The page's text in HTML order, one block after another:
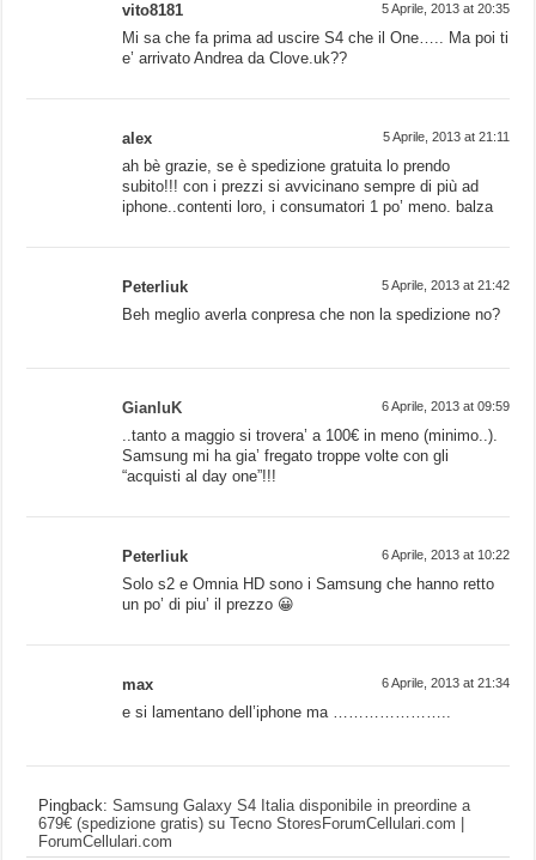
vito8181 5 Aprile, 2013 at 20:35
Mi sa che fa prima ad uscire S4 che il One….. Ma poi ti
e’ arrivato Andrea da Clove.uk??
alex 5 Aprile, 2013 at 21:11
ah bè grazie, se è spedizione gratuita lo prendo
subito!!! con i prezzi si avvicinano sempre di più ad
iphone..contenti loro, i consumatori 1 po’ meno. balza
Peterliuk 5 Aprile, 2013 at 21:42
Beh meglio averla conpresa che non la spedizione no?
GianluK 6 Aprile, 2013 at 09:59
..tanto a maggio si trovera’ a 100€ in meno (minimo..).
Samsung mi ha gia’ fregato troppe volte con gli
“acquisti al day one”!!!
Peterliuk 6 Aprile, 2013 at 10:22
Solo s2 e Omnia HD sono i Samsung che hanno retto
un po’ di piu’ il prezzo 😀
max 6 Aprile, 2013 at 21:34
e si lamentano dell’iphone ma …………………..
Pingback:Samsung Galaxy S4 Italia disponibile in preordine a
679€ (spedizione gratis) su Tecno StoresForumCellulari.com |
ForumCellulari.com